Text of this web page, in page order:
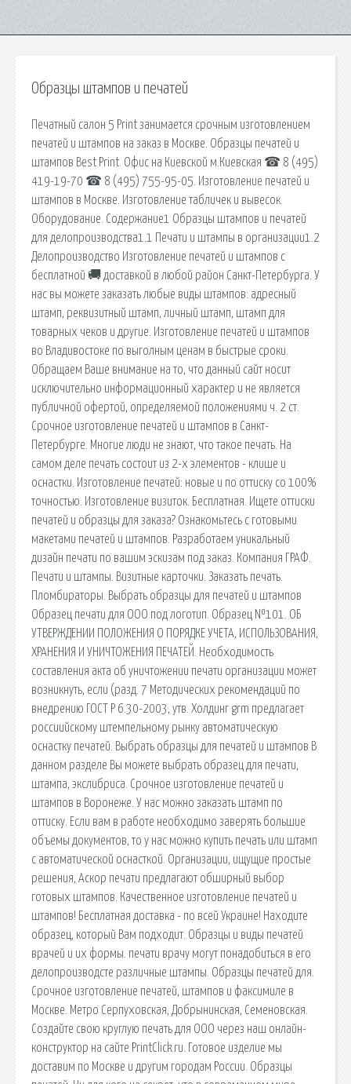
Образцы штампов и печатей
Печатный салон 5 Print занимается срочным изготовлением
печатей и штампов на заказ в Москве. Образцы печатей и
штампов Best Print. Офис на Киевской м.Киевская ☎ 8 (495)
419-19-70 ☎ 8 (495) 755-95-05. Изготовление печатей и
штампов в Москве. Изготовление табличек и вывесок.
Оборудование. Содержание1 Образцы штампов и печатей
для делопроизводства1.1 Печати и штампы в организации1.2
Делопроизводство Изготовление печатей и штампов с
бесплатной 🚚 доставкой в любой район Санкт-Петербурга. У
нас вы можете заказать любые виды штампов: адресный
штамп, реквизитный штамп, личный штамп, штамп для
товарных чеков и другие. Изготовление печатей и штампов
во Владивостоке по выголным ценам в быстрые сроки.
Обращаем Ваше внимание на то, что данный сайт носит
исключительно информационный характер и не является
публичной офертой, определяемой положениями ч. 2 ст.
Срочное изготовление печатей и штампов в Санкт-
Петербурге. Многие люди не знают, что такое печать. На
самом деле печать состоит из 2-х элементов - клише и
оснастки. Изготовление печатей: новые и по оттиску со 100%
точностью. Изготовление визиток. Бесплатная. Ищете оттиски
печатей и образцы для заказа? Ознакомьтесь с готовыми
макетами печатей и штампов. Разработаем уникальный
дизайн печати по вашим эскизам под заказ. Компания ГРАФ.
Печати и штампы. Визитные карточки. Заказать печать.
Пломбираторы. Выбрать образцы для печатей и штампов
Образец печати для ООО под логотип. Образец №101. ОБ
УТВЕРЖДЕНИИ ПОЛОЖЕНИЯ О ПОРЯДКЕ УЧЕТА, ИСПОЛЬЗОВАНИЯ,
ХРАНЕНИЯ И УНИЧТОЖЕНИЯ ПЕЧАТЕЙ. Необходимость
составления акта об уничтожении печати организации может
возникнуть, если (разд. 7 Методических рекомендаций по
внедрению ГОСТ Р 6.30-2003, утв. Холдинг grm предлагает
россиийскому штемпельному рынку автоматическую
оснастку печатей. Выбрать образцы для печатей и штампов В
данном разделе Вы можете выбрать образец для печати,
штампа, экслибриса. Срочное изготовление печатей и
штампов в Воронеже. У нас можно заказать штамп по
оттиску. Если вам в работе необходимо заверять большие
объемы документов, то у нас можно купить печать или штамп
с автоматической оснасткой. Организации, ищущие простые
решения, Аскор печати предлагают обширный выбор
готовых штампов. Качественное изготовление печатей и
штампов! Бесплатная доставка - по всей Украине! Находите
образец, который Вам подходит. Образцы и виды печатей
врачей и их формы. печати врачу могут понадобиться в его
делопроизводсте различные штампы. Образцы печатей для.
Срочное изготовление печатей, штампов и факсимиле в
Москве. Метро Серпуховская, Добрынинская, Семеновская.
Создайте свою круглую печать для ООО через наш онлайн-
конструктор на сайте PrintClick.ru. Готовое изделие мы
доставим по Москве и другим городам России. Образцы